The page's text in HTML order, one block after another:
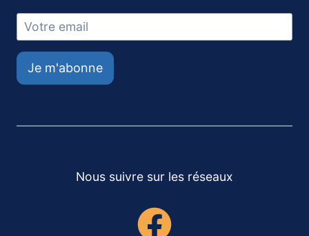
Je m'abonne
Nous suivre sur les réseaux